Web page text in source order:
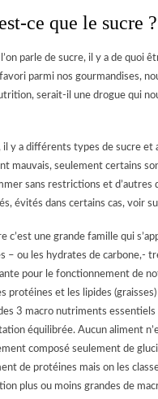
ce que le sucre ?
parle de sucre, il y a de quoi
parmi nos gourmandises,
serait-il une drogue qui
il y a différents types de sucre et
mauvais, seulement certains
sans restrictions et d’autres
évités dans certains cas, voir
c’est une grande famille qui
– ou les hydrates de carbone,-
pour le fonctionnement de
protéines et les lipides
3 macro nutriments essentiels
équilibrée. Aucun aliment
composé seulement de
de protéines mais on les
plus ou moins grandes de